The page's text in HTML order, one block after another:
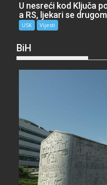
U nesreći kod Ključa
a RS, ljekari se
USK Vijesti
BiH